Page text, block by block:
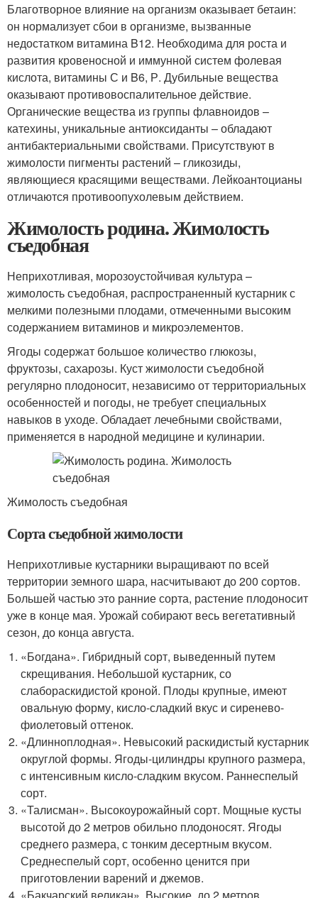
Благотворное влияние на организм оказывает бетаин:
он нормализует сбои в организме, вызванные
недостатком витамина B12. Необходима для роста и
развития кровеносной и иммунной систем фолевая
кислота, витамины С и B6, Р. Дубильные вещества
оказывают противовоспалительное действие.
Органические вещества из группы флавноидов –
катехины, уникальные антиоксиданты – обладают
антибактериальными свойствами. Присутствуют в
жимолости пигменты растений – гликозиды,
являющиеся красящими веществами. Лейкоантоцианы
отличаются противоопухолевым действием.
Жимолость родина. Жимолость
съедобная
Неприхотливая, морозоустойчивая культура –
жимолость съедобная, распространенный кустарник с
мелкими полезными плодами, отмеченными высоким
содержанием витаминов и микроэлементов.
Ягоды содержат большое количество глюкозы,
фруктозы, сахарозы. Куст жимолости съедобной
регулярно плодоносит, независимо от территориальных
особенностей и погоды, не требует специальных
навыков в уходе. Обладает лечебными свойствами,
применяется в народной медицине и кулинарии.
Жимолость съедобная
Сорта съедобной жимолости
Неприхотливые кустарники выращивают по всей
территории земного шара, насчитывают до 200 сортов.
Большей частью это ранние сорта, растение плодоносит
уже в конце мая. Урожай собирают весь вегетативный
сезон, до конца августа.
«Богдана». Гибридный сорт, выведенный путем
скрещивания. Небольшой кустарник, со
слабораскидистой кроной. Плоды крупные, имеют
овальную форму, кисло-сладкий вкус и сиренево-
фиолетовый оттенок.
«Длинноплодная». Невысокий раскидистый кустарник
округлой формы. Ягоды-цилиндры крупного размера,
с интенсивным кисло-сладким вкусом. Раннеспелый
сорт.
«Талисман». Высокоурожайный сорт. Мощные кусты
высотой до 2 метров обильно плодоносят. Ягоды
среднего размера, с тонким десертным вкусом.
Среднеспелый сорт, особенно ценится при
приготовлении варений и джемов.